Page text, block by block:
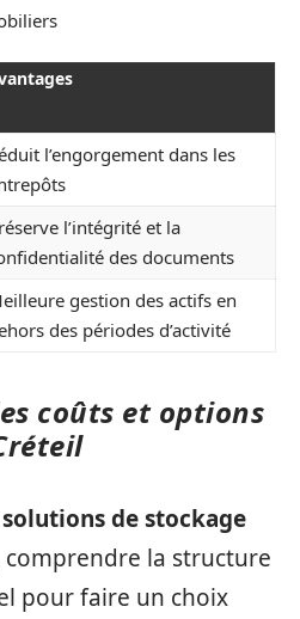
l’engorgement dans les
l’intégrité et la
des documents
gestion des actifs en
des périodes d’activité
coûts et options
solutions de stockage
comprendre la structure
pour faire un choix